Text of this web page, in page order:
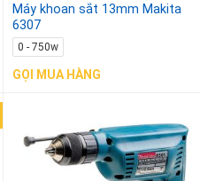
Máy khoan sắt 13mm Makita
6307
0 - 750w
GỌI MUA HÀNG